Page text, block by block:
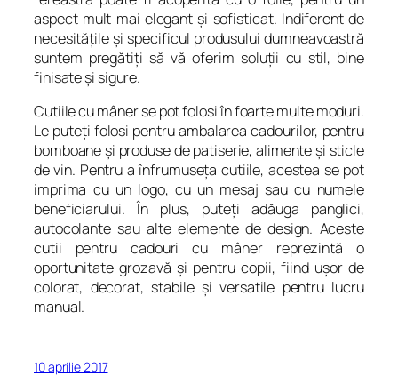
aspect mult mai elegant şi sofisticat. Indiferent de
necesităţile şi specificul produsului dumneavoastră
suntem pregătiţi să vă oferim soluţii cu stil, bine
finisate şi sigure.
Cutiile cu mâner se pot folosi în foarte multe moduri.
Le puteţi folosi pentru ambalarea cadourilor, pentru
bomboane şi produse de patiserie, alimente şi sticle
de vin. Pentru a înfrumuseţa cutiile, acestea se pot
imprima cu un logo, cu un mesaj sau cu numele
beneficiarului. În plus, puteţi adăuga panglici,
autocolante sau alte elemente de design. Aceste
cutii pentru cadouri cu mâner reprezintă o
oportunitate grozavă şi pentru copii, fiind uşor de
colorat, decorat, stabile şi versatile pentru lucru
manual.
10 aprilie 2017